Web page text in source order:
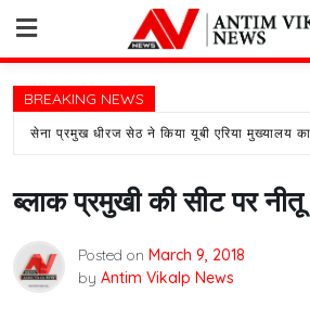
content
BREAKING NEWS
सेना प्रमुख धीरज सेठ ने किया यूबी एरिया मुख्यालय का
ब्लाक प्रमुखी की सीट पर
Posted on March 9, 2018
by Antim Vikalp News